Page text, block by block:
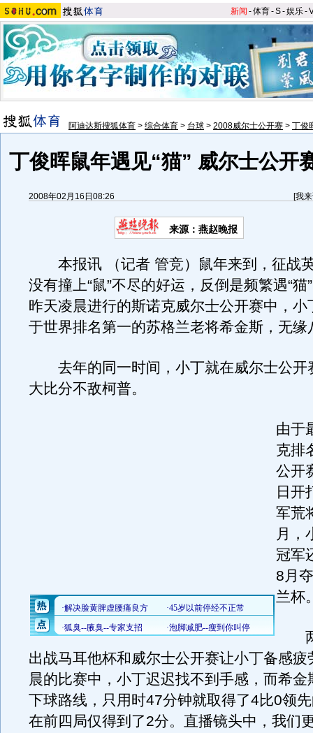
新闻 -体育-S-娱乐-
阿迪达斯搜狐体育 > 综合体育 > 台球 > 2008威尔士公开赛 > 丁俊
丁俊晖鼠年遇见“猫” 威尔士公开
2008年02月16日08:26 [我
来源：燕赵晚报
本报讯 （记者 管竞）鼠年来到，征战
没有撞上“鼠”不尽的好运，反倒是频繁遇“猫
昨天凌晨进行的斯诺克威尔士公开赛中，小
于世界排名第一的苏格兰老将希金斯，无缘
去年的同一时间，小丁就在威尔士公开
大比分不敌柯普。
由于
克排
公开
日开
军荒
月，
冠军
8月
兰杯
两
出战马耳他杯和威尔士公开赛让小丁备感疲
晨的比赛中，小丁迟迟找不到手感，而希金
下球路线，只用时47分钟就取得了4比0领
在前四局仅得到了2分。直播镜头中，我们